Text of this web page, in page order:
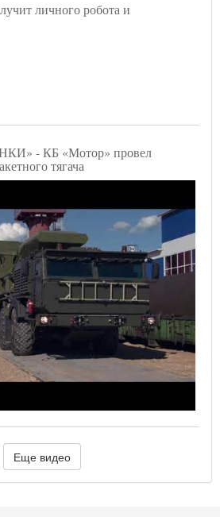
личного робота и
- КБ «Мотор» провел
тягача
Еще видео